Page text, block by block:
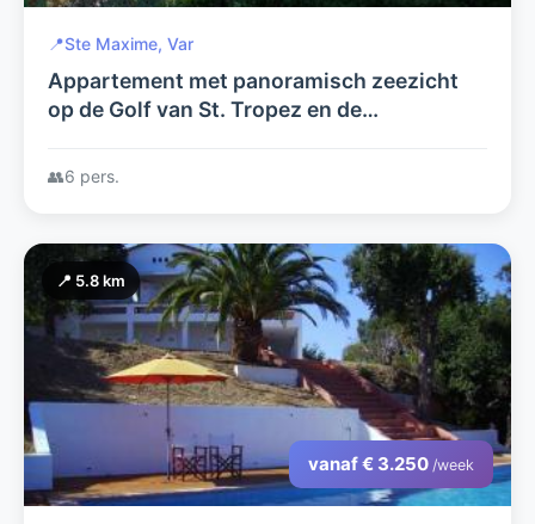
📍Ste Maxime, Var
Appartement met panoramisch zeezicht
op de Golf van St. Tropez en de
Geschikt tot 6 personen.
👥6 pers.
📍 5.8 km
vanaf € 3.250 /week